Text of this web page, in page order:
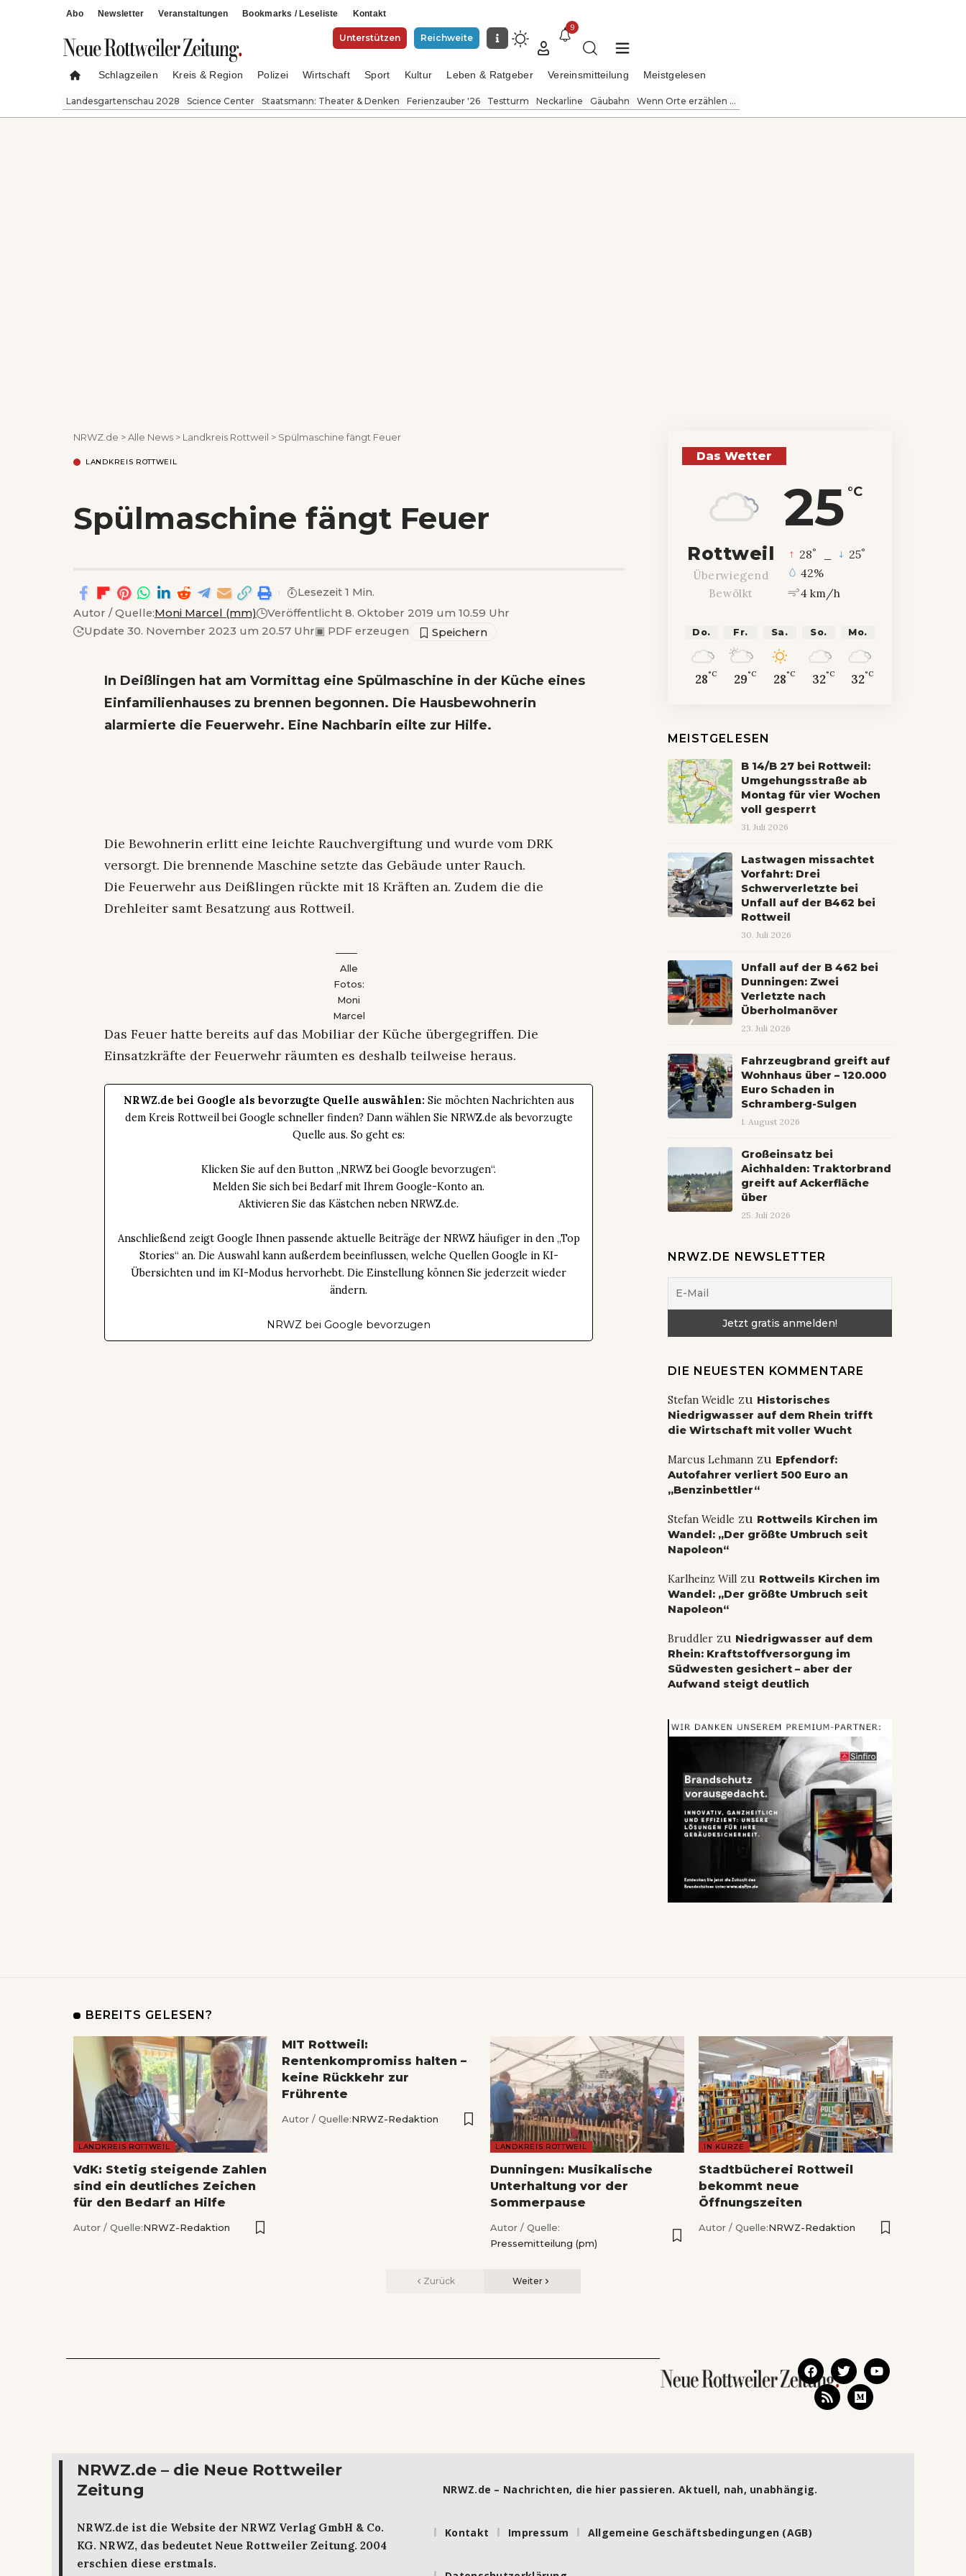
Abo Newsletter Veranstaltungen Bookmarks / Leseliste Kontakt
Unterstützen Reichweite
9
Schlagzeilen Kreis & Region Polizei Wirtschaft Sport Kultur Leben & Ratgeber Vereinsmitteilung Meistgelesen
Landesgartenschau 2028 Science Center Staatsmann: Theater & Denken Ferienzauber '26 Testturm Neckarline Gäubahn Wenn Orte erzählen ...
NRWZ.de >Alle News > Landkreis Rottweil > Spülmaschine fängt Feuer
LANDKREIS ROTTWEIL
Spülmaschine fängt Feuer
Autor / Quelle:Moni Marcel (mm)
Veröffentlicht 8. Oktober 2019 um 10.59 Uhr
Update 30. November 2023 um 20.57 Uhr▣ PDF erzeugen
Lesezeit 1 Min.
In Deißlingen hat am Vormittag eine Spülmaschine in der Küche eines
Einfamilienhauses zu brennen begonnen. Die Hausbewohnerin
alarmierte die Feuerwehr. Eine Nachbarin eilte zur Hilfe.
Die Bewohnerin erlitt eine leichte Rauchvergiftung und wurde vom DRK
versorgt. Die brennende Maschine setzte das Gebäude unter Rauch.
Die Feuerwehr aus Deißlingen rückte mit 18 Kräften an. Zudem die die
Drehleiter samt Besatzung aus Rottweil.
Alle
Fotos:
Moni
Marcel
Das Feuer hatte bereits auf das Mobiliar der Küche übergegriffen. Die
Einsatzkräfte der Feuerwehr räumten es deshalb teilweise heraus.
NRWZ.de bei Google als bevorzugte Quelle auswählen: Sie möchten Nachrichten aus
dem Kreis Rottweil bei Google schneller finden? Dann wählen Sie NRWZ.de als bevorzugte
Quelle aus. So geht es:
Klicken Sie auf den Button „NRWZ bei Google bevorzugen“.
Melden Sie sich bei Bedarf mit Ihrem Google-Konto an.
Aktivieren Sie das Kästchen neben NRWZ.de.
Anschließend zeigt Google Ihnen passende aktuelle Beiträge der NRWZ häufiger in den „Top
Stories“ an. Die Auswahl kann außerdem beeinflussen, welche Quellen Google in KI-
Übersichten und im KI-Modus hervorhebt. Die Einstellung können Sie jederzeit wieder
ändern.
NRWZ bei Google bevorzugen
Das Wetter
25 °C
Rottweil
Überwiegend
Bewölkt
28° 25°
42%
4 km/h
Do.
28°C
Fr.
29°C
Sa.
28°C
So.
32°C
Mo.
32°C
MEISTGELESEN
B 14/B 27 bei Rottweil:
Umgehungsstraße ab
Montag für vier Wochen
voll gesperrt
31. Juli 2026
Lastwagen missachtet
Vorfahrt: Drei
Schwerverletzte bei
Unfall auf der B462 bei
Rottweil
30. Juli 2026
Unfall auf der B 462 bei
Dunningen: Zwei
Verletzte nach
Überholmanöver
23. Juli 2026
Fahrzeugbrand greift auf
Wohnhaus über – 120.000
Euro Schaden in
Schramberg-Sulgen
1. August 2026
Großeinsatz bei
Aichhalden: Traktorbrand
greift auf Ackerfläche
über
25. Juli 2026
NRWZ.DE NEWSLETTER
DIE NEUESTEN KOMMENTARE
Stefan Weidle zu Historisches
Niedrigwasser auf dem Rhein trifft
die Wirtschaft mit voller Wucht
Marcus Lehmannzu Epfendorf:
Autofahrer verliert 500 Euro an
„Benzinbettler“
Stefan Weidle zu Rottweils Kirchen im
Wandel: „Der größte Umbruch seit
Napoleon“
Karlheinz Willzu Rottweils Kirchen im
Wandel: „Der größte Umbruch seit
Napoleon“
Bruddlerzu Niedrigwasser auf dem
Rhein: Kraftstoffversorgung im
Südwesten gesichert – aber der
Aufwand steigt deutlich
BEREITS GELESEN?
LANDKREIS ROTTWEIL
VdK: Stetig steigende Zahlen
sind ein deutliches Zeichen
für den Bedarf an Hilfe
Autor / Quelle:NRWZ-Redaktion
MIT Rottweil:
Rentenkompromiss halten –
keine Rückkehr zur
Frührente
Autor / Quelle:NRWZ-Redaktion
LANDKREIS ROTTWEIL
Dunningen: Musikalische
Unterhaltung vor der
Sommerpause
Autor / Quelle:
Pressemitteilung (pm)
IN KÜRZE
Stadtbücherei Rottweil
bekommt neue
Öffnungszeiten
Autor / Quelle:NRWZ-Redaktion
Zurück Weiter
NRWZ.de – die Neue Rottweiler
Zeitung
NRWZ.de ist die Website der NRWZ Verlag GmbH & Co.
KG. NRWZ, das bedeutet Neue Rottweiler Zeitung. 2004
erschien diese erstmals.
NRWZ.de – Nachrichten, die hier passieren. Aktuell, nah, unabhängig.
Kontakt Impressum Allgemeine Geschäftsbedingungen (AGB)